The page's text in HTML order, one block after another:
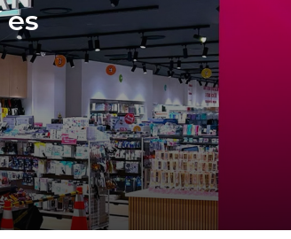
es
llega a la SCJN en medio de su
reestructura en EU
Cerveza mexicana pierde espuma:
caen producción, ventas y
exportaciones; Heineken y Modelo
aceleran inversiones
Mundial 2026 impulsa ingresos de
Airbnb y le deja 150,000 nuevos
alojamientos
Nintendo sorprende en medio del